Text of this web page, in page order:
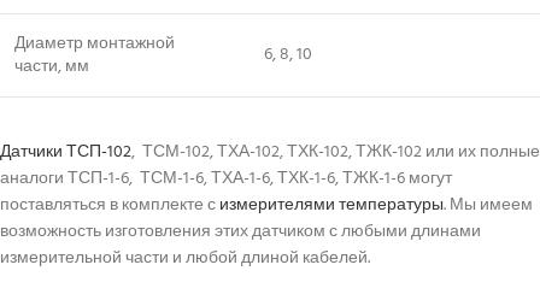
Диаметр монтажной
части, мм
6, 8, 10
Датчики ТСП-102, ТСМ-102, ТХА-102, ТХК-102, ТЖК-102 или их полные
аналоги ТСП-1-6, ТСМ-1-6, ТХА-1-6, ТХК-1-6, ТЖК-1-6 могут
поставляться в комплекте сизмерителями температуры. Мы имеем
возможность изготовления этих датчиком с любыми длинами
измерительной части и любой длиной кабелей.